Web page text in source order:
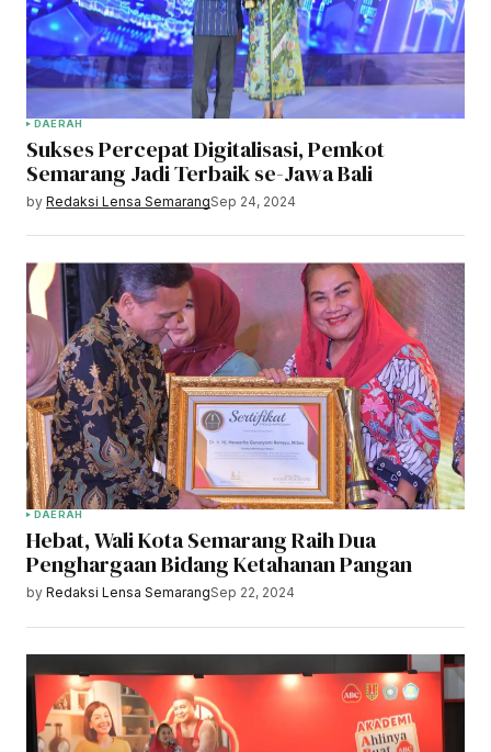
DAERAH
Sukses Percepat Digitalisasi, Pemkot
Semarang Jadi Terbaik se-Jawa Bali
by Redaksi Lensa SemarangSep 24, 2024
DAERAH
Hebat, Wali Kota Semarang Raih Dua
Penghargaan Bidang Ketahanan Pangan
by Redaksi Lensa SemarangSep 22, 2024